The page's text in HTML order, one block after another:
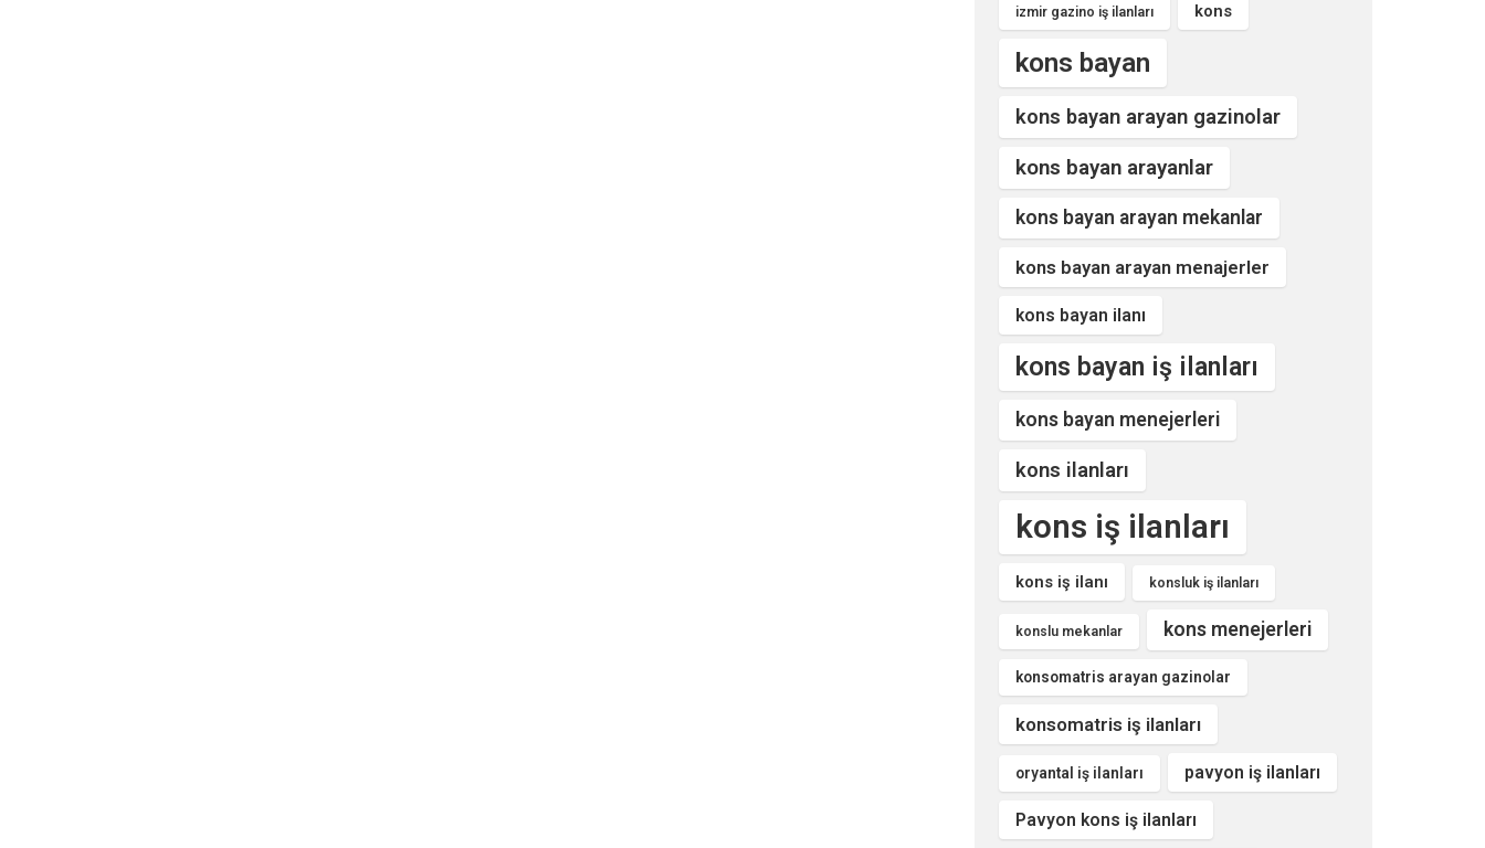
izmir gazino iş ilanları kons
kons bayan
kons bayan arayan gazinolar
kons bayan arayanlar
kons bayan arayan mekanlar
kons bayan arayan menajerler
kons bayan ilanı
kons bayan iş ilanları
kons bayan menejerleri
kons ilanları
kons iş ilanları
kons iş ilanı konsluk iş ilanları
konslu mekanlar kons menejerleri
konsomatris arayan gazinolar
konsomatris iş ilanları
oryantal iş ilanları pavyon iş ilanları
Pavyon kons iş ilanları